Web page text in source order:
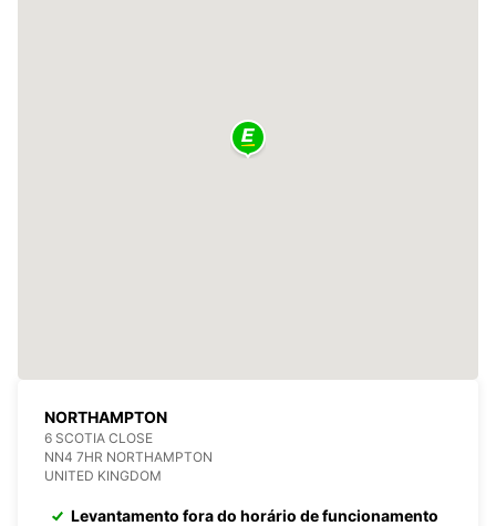
NORTHAMPTON
6 SCOTIA CLOSE
NN4 7HR NORTHAMPTON
UNITED KINGDOM
Levantamento fora do horário de funcionamento